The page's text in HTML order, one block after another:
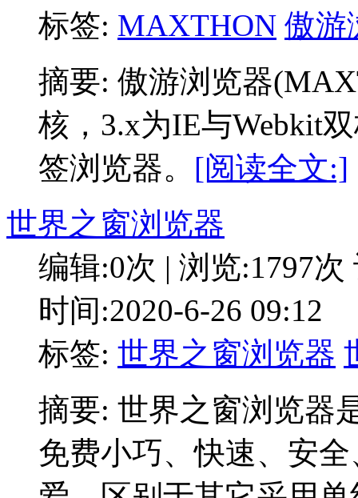
标签: MAXTHON 傲游
摘要: 傲游浏览器
核，3.x为IE与Webkit
签浏览器。 [阅读全文:]
世界之窗浏览器
编辑:0次 | 浏览:1797次
时间:2020-6-26 09:12
标签: 世界之窗浏览器
摘要: 世界之窗浏览器
免费小巧、快速、安